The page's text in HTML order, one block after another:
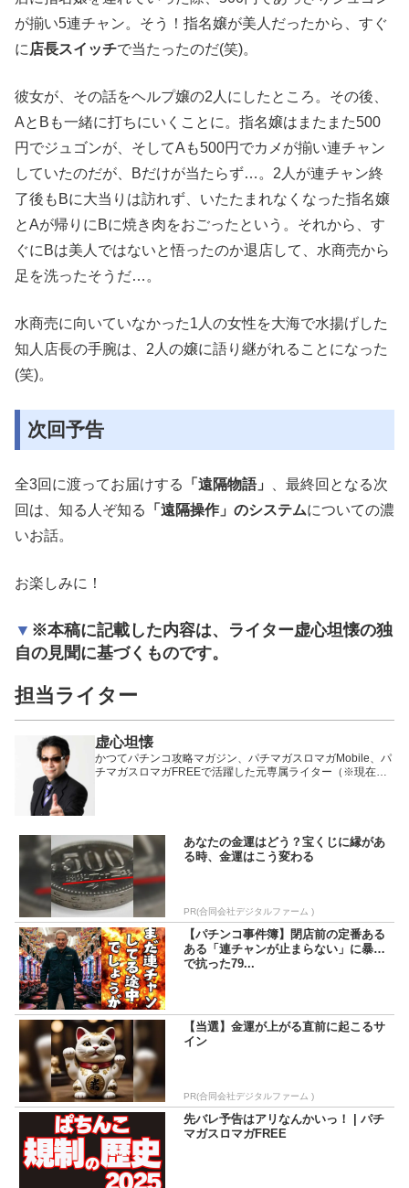
が揃い5連チャン。そう！指名嬢が美人だったから、すぐ
に 店長スイッチで当たったのだ(笑)。
彼女が、その話をヘルプ嬢の2人にしたところ。その後、
AとBも一緒に打ちにいくことに。指名嬢はまたまた500
円でジュゴンが、そしてAも500円でカメが揃い連チャン
していたのだが、Bだけが当たらず…。2人が連チャン終
了後もBに大当りは訪れず、いたたまれなくなった指名嬢
とAが帰りにBに焼き肉をおごったという。それから、す
ぐにBは美人ではないと悟ったのか退店して、水商売から
足を洗ったそうだ…。
水商売に向いていなかった1人の女性を大海で水揚げした
知人店長の手腕は、2人の嬢に語り継がれることになった
(笑)。
次回予告
全3回に渡ってお届けする 「遠隔物語」
、最終回となる次
回は、知る人ぞ知る
「遠隔操作」のシステムについての濃
いお話。
お楽しみに！
※本稿に記載した内容は、ライター虚心坦懐の独
自の見聞に基づくものです。
担当ライター
虚心坦懐
かつてパチンコ攻略マガジン、パチマガスロマガMobile、パ
チマガスロマガFREEで活躍した元専属ライター（※現在は
あなたの金運はどう？宝くじに縁があ
る時、金運はこう変わる
PR(合同会社デジタルファーム )
【パチンコ事件簿】閉店前の定番ある
ある「連チャンが止まらない」に暴力
で抗った79...
【当選】金運が上がる直前に起こるサ
イン
PR(合同会社デジタルファーム )
先バレ予告はアリなんかいっ！ | パチ
マガスロマガFREE